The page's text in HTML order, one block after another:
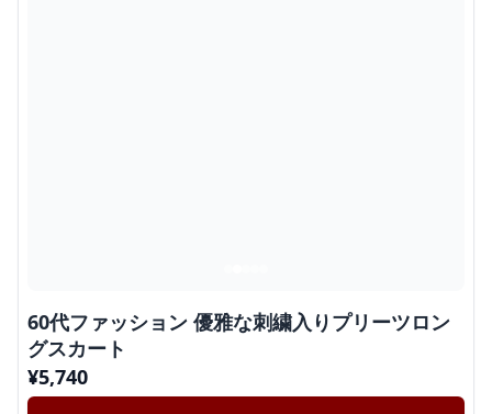
60代ファッション 優雅な刺繍入りプリーツロン
グスカート
¥5,740